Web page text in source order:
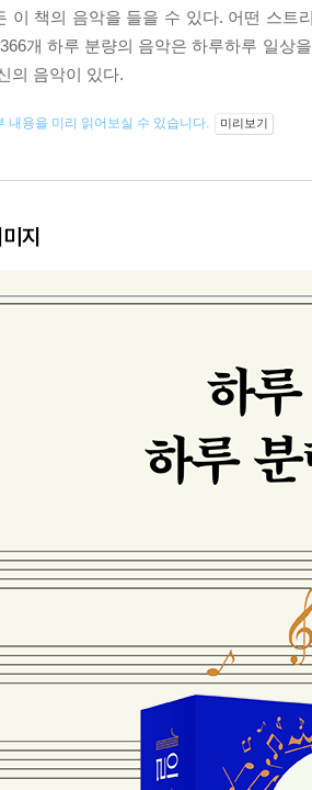
이 책의 음악을 들을 수 있다. 어떤 스트
개 하루 분량의 음악은 하루하루 일상
의 음악이 있다.
내용을 미리 읽어보실 수 있습니다. 미리보기
지